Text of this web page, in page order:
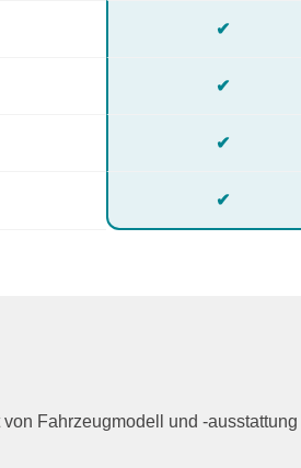
✔
✔
✔
✔
Fahrzeugmodell und -